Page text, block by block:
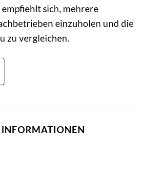
empfiehlt sich, mehrere
einzuholen und die
zu vergleichen.